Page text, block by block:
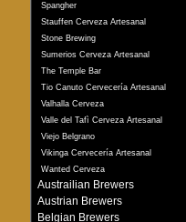
Spangher
Stauffen Cerveza Artesanal
Stone Brewing
Sumerios Cerveza Artesanal
The Temple Bar
Tio Canuto Cervecería Artesanal
Valhalla Cerveza
Valle del Tafì Cerveza Artesanal
Viejo Belgrano
Vikinga Cervecería Artesanal
Wanted Cerveza
Austrailian Brewers
Austrian Brewers
Belgian Brewers